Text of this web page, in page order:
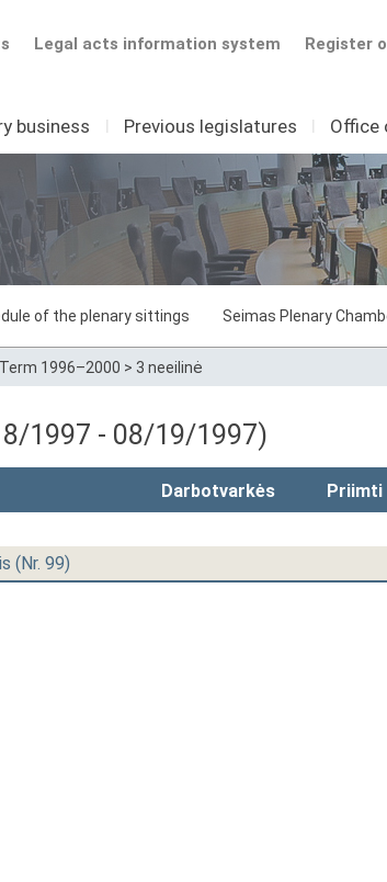
Register
Legal acts information system
business I Previous legislatures I Office
of the plenary sittings Seimas Plenary
Term 1996–2000 > 3 neeilinė
1997 - 08/19/1997)
Darbotvarkės
Priimti
(Nr. 99)